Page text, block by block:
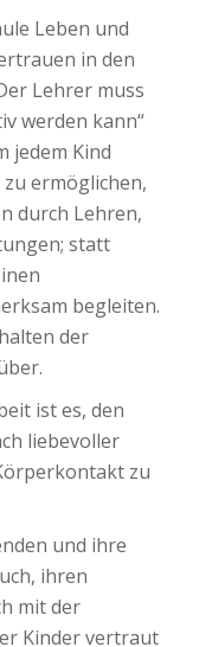
Leben und
in den
Lehrer muss
werden kann“
jedem Kind
ermöglichen,
durch Lehren,
statt
begleiten.
der
ist es, den
liebevoller
zu
und ihre
ihren
mit der
Kinder vertraut